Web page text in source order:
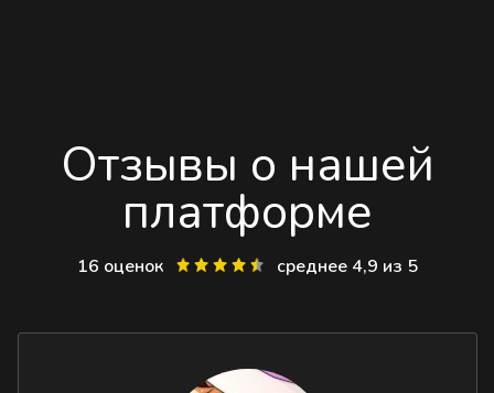
Отзывы о нашей
платформе
16 оценок среднее 4,9 из 5